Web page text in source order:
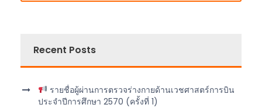
Recent Posts
รายชื่อผู้ผ่านการตรวจร่างกายด้านเวชศาสตร์การบิน
ประจำปีการศึกษา 2570 (ครั้งที่ 1)